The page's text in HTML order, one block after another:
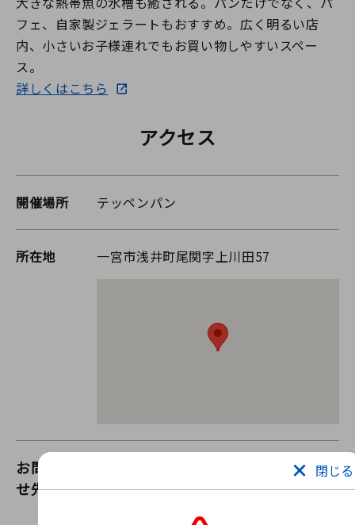
フェ、自家製ジェラートもおすすめ。広く明るい店
内、小さいお子様連れでもお買い物しやすいスペー
ス。
詳しくはこちら
アクセス
開催場所 テッペンパン
所在地 一宮市浅井町尾関字上川田57
お問い合わ
せ先
閉じる